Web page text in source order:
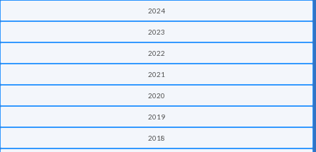
2024
2023
2022
2021
2020
2019
2018